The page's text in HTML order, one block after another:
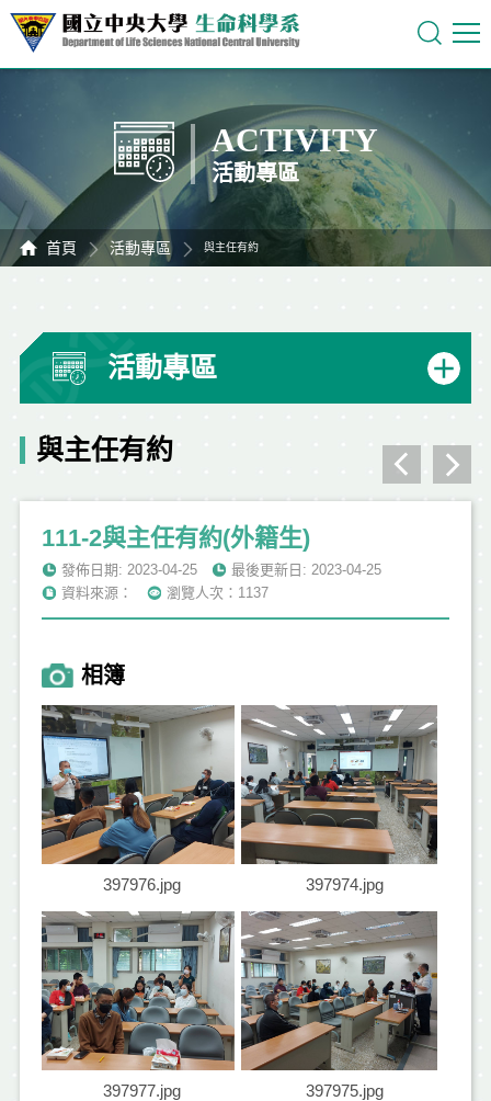
ACTIVITY
活動專區
首頁 活動專區 與主任有約
活動專區
與主任有約
111-2與主任有約(外籍生)
發佈日期: 2023-04-25
最後更新日: 2023-04-25
資料來源：
瀏覽人次：1137
相簿
397976.jpg 397974.jpg
397977.jpg 397975.jpg